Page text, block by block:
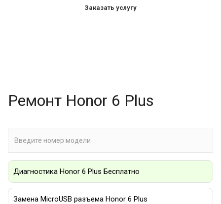
Заказать услугу
Ремонт Honor 6 Plus
Диагностика Honor 6 Plus Бесплатно
Замена MicroUSB разъема Honor 6 Plus